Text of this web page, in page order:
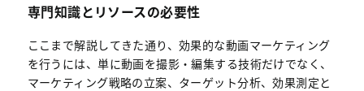
専門知識とリソースの必要性
ここまで解説してきた通り、効果的な動画マーケティング
を行うには、単に動画を撮影・編集する技術だけでなく、
マーケティング戦略の立案、ターゲット分析、効果測定と